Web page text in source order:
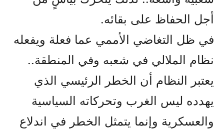
أجل الحفاظ على بقائه.
في ظل التغاضي الأممي عما فعلة ويفعله
نظام الملالي في شعبه وفي المنطقة..
يعتبر النظام أن الخطر الرئيسي الذي
يهدده ليس الغرب وتحركاته السياسية
والعسكرية وإنما يتمثل الخطر في اندلاع